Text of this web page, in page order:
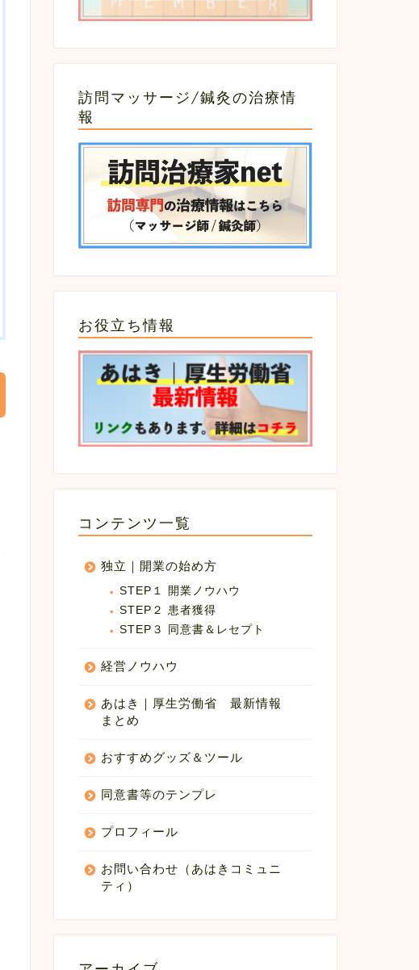
訪問マッサージ/鍼灸の治療情
報
お役立ち情報
コンテンツ一覧
独立｜開業の始め方
STEP１ 開業ノウハウ
STEP２ 患者獲得
STEP３ 同意書＆レセプト
経営ノウハウ
あはき｜厚生労働省 最新情報
まとめ
おすすめグッズ＆ツール
同意書等のテンプレ
プロフィール
お問い合わせ（あはきコミュニ
ティ）